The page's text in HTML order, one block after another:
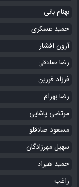
بهنام بانی
حمید عسکری
آرون افشار
رضا صادقی
فرزاد فرزین
رضا بهرام
مرتضی پاشایی
مسعود صادقلو
سهیل مهرزادگان
حمید هیراد
راغب